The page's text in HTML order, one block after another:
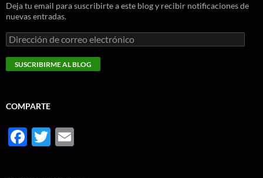
Deja tu email para suscribirte a este blog y recibir notificaciones de
nuevas entradas.
Dirección
de
correo
electrónico
SUSCRIBIRME AL BLOG
COMPARTE
F
T